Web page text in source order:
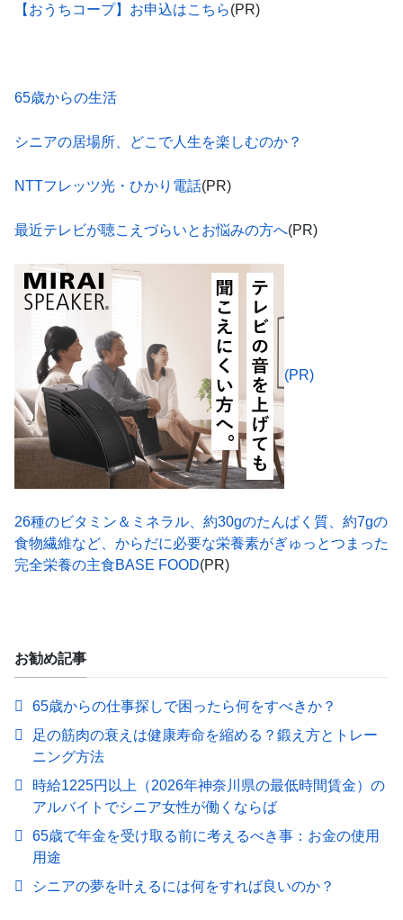
【おうちコープ】お申込はこちら(PR)
65歳からの生活
シニアの居場所、どこで人生を楽しむのか？
NTTフレッツ光・ひかり電話(PR)
最近テレビが聴こえづらいとお悩みの方へ(PR)
(PR)
26種のビタミン＆ミネラル、約30gのたんぱく質、約7gの
食物繊維など、からだに必要な栄養素がぎゅっとつまった
完全栄養の主食BASE FOOD(PR)
お勧め記事
65歳からの仕事探しで困ったら何をすべきか？
足の筋肉の衰えは健康寿命を縮める？鍛え方とトレー
ニング方法
時給1225円以上（2026年神奈川県の最低時間賃金）の
アルバイトでシニア女性が働くならば
65歳で年金を受け取る前に考えるべき事：お金の使用
用途
シニアの夢を叶えるには何をすれば良いのか？